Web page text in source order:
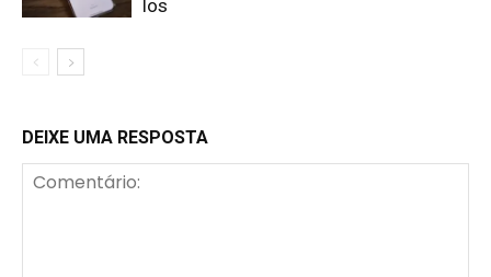
los
DEIXE UMA RESPOSTA